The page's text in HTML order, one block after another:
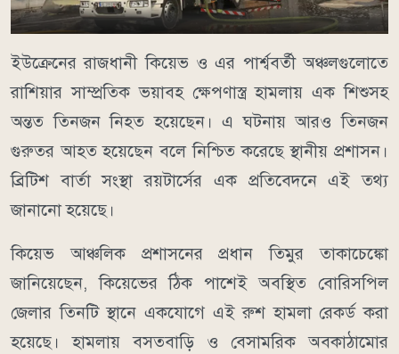
ইউক্রেনের রাজধানী কিয়েভ ও এর পার্শ্ববর্তী অঞ্চলগুলোতে
রাশিয়ার সাম্প্রতিক ভয়াবহ ক্ষেপণাস্ত্র হামলায় এক শিশুসহ
অন্তত তিনজন নিহত হয়েছেন। এ ঘটনায় আরও তিনজন
গুরুতর আহত হয়েছেন বলে নিশ্চিত করেছে স্থানীয় প্রশাসন।
ব্রিটিশ বার্তা সংস্থা রয়টার্সের এক প্রতিবেদনে এই তথ্য
জানানো হয়েছে।
কিয়েভ আঞ্চলিক প্রশাসনের প্রধান তিমুর তাকাচেঙ্কো
জানিয়েছেন, কিয়েভের ঠিক পাশেই অবস্থিত বোরিসপিল
জেলার তিনটি স্থানে একযোগে এই রুশ হামলা রেকর্ড করা
হয়েছে। হামলায় বসতবাড়ি ও বেসামরিক অবকাঠামোর